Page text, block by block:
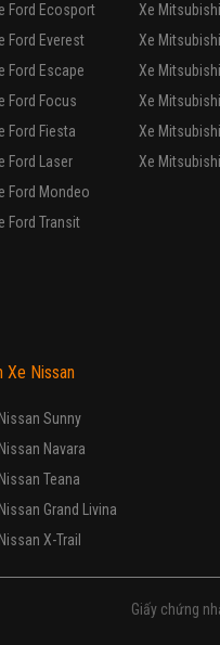
HONDA Odyssey
Xe mới
7 chỗ đa dụng
HONDA
Xe mới
7 chỗ đa dụng
Nhập khẩu
Tự động
Động cơ Xăng
Đại lý hỗ trợ bảo hành 3